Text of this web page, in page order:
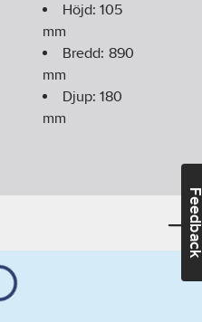
Höjd:105
mm
Bredd: 890
mm
Djup:180
mm